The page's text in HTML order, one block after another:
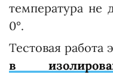
температура не
0°.
Тестовая работа
в